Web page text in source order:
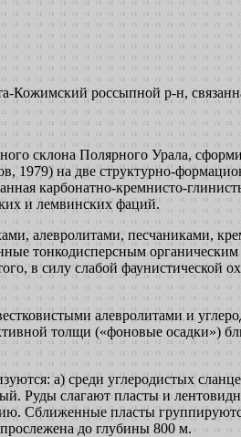
россыпной р-н,
склона Полярного Урала,
на две структурно-
карбонатно-кремнисто-
и лемвинских фаций.
алевролитами, песчаниками,
тонкодисперсным
в силу слабой фаунистической
алевролитами и
толщи («фоновые осадки»)
а) среди углеродистых
Руды слагают пласты и
Сближенные пласты
до глубины 800 м.